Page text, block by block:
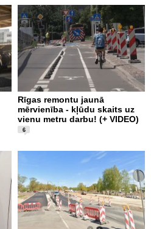
Rīgas remontu jaunā
mērvienība - kļūdu skaits uz
vienu metru darbu! (+ VIDEO)
6